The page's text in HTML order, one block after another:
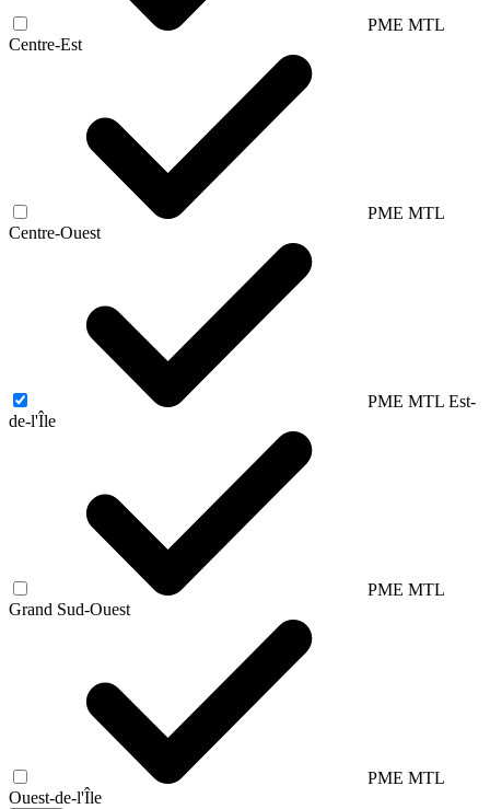
PME MTL
Centre-Est
PME MTL
Centre-Ouest
PME MTL Est-
de-l'Île
PME MTL
Grand Sud-Ouest
PME MTL
Ouest-de-l'Île